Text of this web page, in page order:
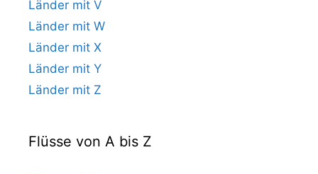
Länder mit V
Länder mit W
Länder mit X
Länder mit Y
Länder mit Z
Flüsse von A bis Z